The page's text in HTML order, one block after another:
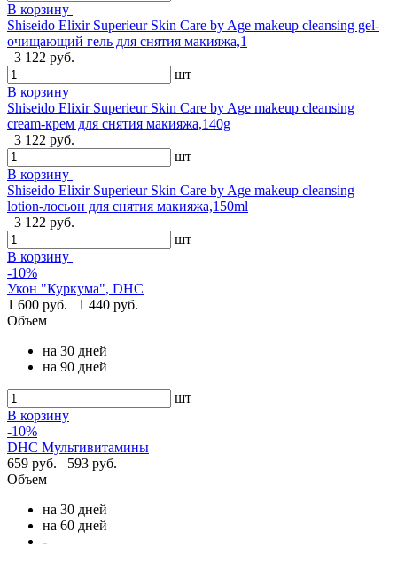
В корзину
Shiseido Elixir Superieur Skin Care by Age makeup cleansing gel-
очищающий гель для снятия макияжа,1
3 122 руб.
шт
В корзину
Shiseido Elixir Superieur Skin Care by Age makeup cleansing
cream-крем для снятия макияжа,140g
3 122 руб.
шт
В корзину
Shiseido Elixir Superieur Skin Care by Age makeup cleansing
lotion-лосьон для снятия макияжа,150ml
3 122 руб.
шт
В корзину
-10%
Укон "Куркума", DHC
1 600 руб.
1 440 руб.
Объем
на 30 дней
на 90 дней
шт
В корзину
-10%
DHC Мультивитамины
659 руб.
593 руб.
Объем
на 30 дней
на 60 дней
-